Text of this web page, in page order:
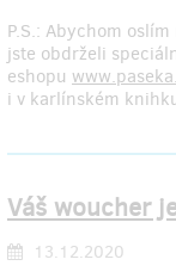
P.S.: Abychom
jste obdrželi
eshopu
i v karlínském
Váš woucher
13.12.2020